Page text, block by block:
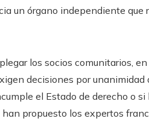
un órgano independiente que
los socios comunitarios,
decisiones por unanimidad
el Estado de derecho o
propuesto los expertos